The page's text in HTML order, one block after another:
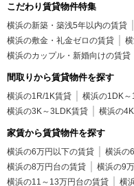
こだわり賃貸物件特集
横浜の新築・築浅5年以内の賃貸
横浜の敷金・礼金ゼロの賃貸
横浜のカップル・新婚向けの賃貸
間取りから賃貸物件を探す
横浜の1R/1K賃貸 横浜の1DK
横浜の3K～3LDK賃貸
横浜の
家賃から賃貸物件を探す
横浜の6万円以下の賃貸 横浜の
横浜の8万円台の賃貸
横浜の9
横浜の11～13万円台の賃貸
横